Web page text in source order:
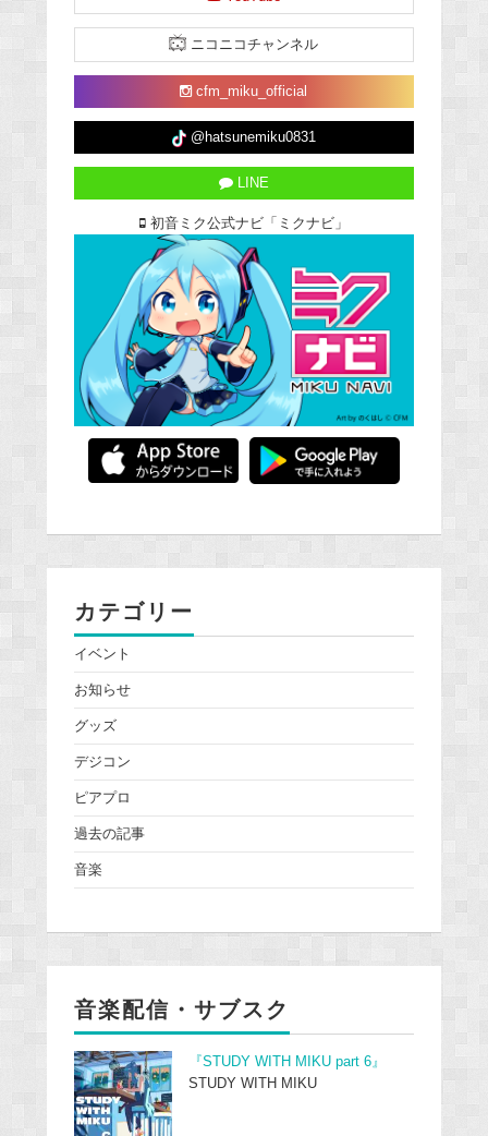
ニコニコチャンネル
cfm_miku_official
@hatsunemiku0831
LINE
初音ミク公式ナビ「ミクナビ」
カテゴリー
イベント
お知らせ
グッズ
デジコン
ピアプロ
過去の記事
音楽
音楽配信・サブスク
『STUDY WITH MIKU part 6』
STUDY WITH MIKU